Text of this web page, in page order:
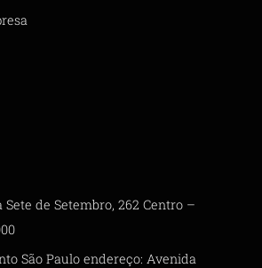
Sete de Setembro, 262 Centro –
São Paulo endereço: Avenida